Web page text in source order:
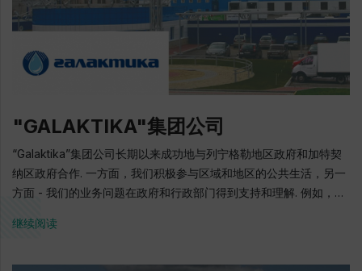
除波罗的海港口设施的短缺，重新调整从波罗的海和芬兰港口到俄
罗斯港口的交通流量. 3000亿卢布 - 港口边界吸引投资量（国家和
私人资金比例1：7） 在管理公司有35个工作岗位. 1992: 公司的成立
1999: 乌斯图卢加港口项目的开始 2000: 与俄罗斯联邦运输部签订
国家合同，获得“乌斯图卢格港口客户”的地位，制定港口总计划的总
结基于公私伙伴关系的四方协议 2006: 俄罗斯总统弗拉基米尔普京
的访问，煤炭终端的第二阶段启动 2006: 俄罗斯总统弗拉基米尔普
京出席了公路铁路渡轮启动，第一次在乌斯季卢格 - 波罗的斯克的
渡轮航班 2008: 俄罗斯联邦总理V.普京访问海上多功能转运综合体"
2011: 俄罗斯联邦政府批准将“乌斯季卢格"商业海港及邻近地区的综
终端的框架内，根据与区域和联邦政府机构建立人造土地的协议开
"GALAKTIKA"集团公司
“Galaktika”集团公司长期以来成功地与列宁格勒地区政府和加特契
纳区政府合作. 一方面，我们积极参与区域和地区的公共生活，另一
方面 - 我们的业务问题在政府和行政部门得到支持和理解. 例如，由
格勒地区农场购买原料奶的优惠贷款. 对我们来说特别重要的是一个
继续阅读